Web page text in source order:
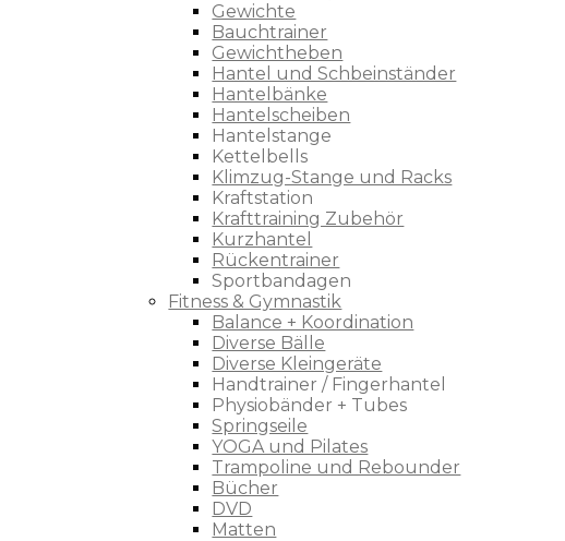
Gewichte
Bauchtrainer
Gewichtheben
Hantel und Schbeinständer
Hantelbänke
Hantelscheiben
Hantelstange
Kettelbells
Klimzug-Stange und Racks
Kraftstation
Krafttraining Zubehör
Kurzhantel
Rückentrainer
Sportbandagen
Fitness & Gymnastik
Balance + Koordination
Diverse Bälle
Diverse Kleingeräte
Handtrainer / Fingerhantel
Physiobänder + Tubes
Springseile
YOGA und Pilates
Trampoline und Rebounder
Bücher
DVD
Matten